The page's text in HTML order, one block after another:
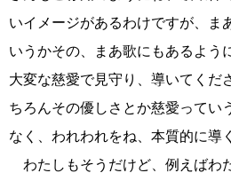
いイメージがあるわけですが、ま
いうかその、まあ歌にもあるよう
大変な慈愛で見守り、導いてくだ
ちろんその優しさとか慈愛ってい
なく、われわれをね、本質的に導
わたしもそうだけど、例えばわ